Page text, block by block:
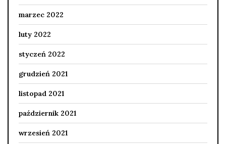
marzec 2022
luty 2022
styczeń 2022
grudzień 2021
listopad 2021
październik 2021
wrzesień 2021